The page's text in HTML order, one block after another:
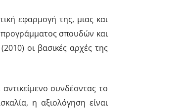
εφαρμογή της, μιας και
προγράμματος σπουδών και
οι βασικές αρχές της
συνδέοντας το
η αξιολόγηση είναι